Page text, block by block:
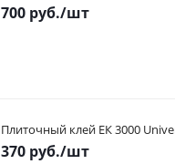
700 руб./шт
Плиточный клей ЕК 3000
370 руб./шт